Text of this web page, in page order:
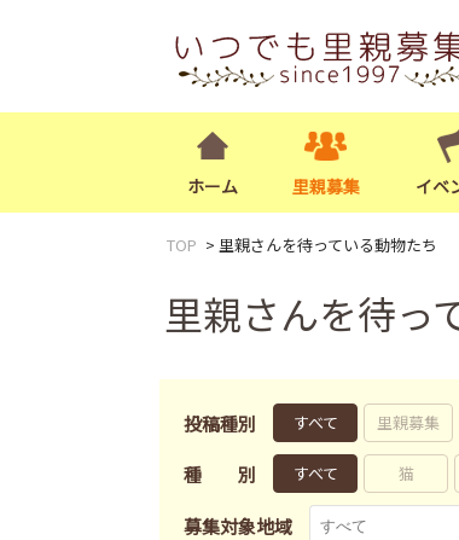
ホーム 里親募集 イベ
TOP 里親さんを待っている動物たち
里親さんを待っ
投稿種別 すべて 里親募集
種別 すべて 猫
募集対象地域